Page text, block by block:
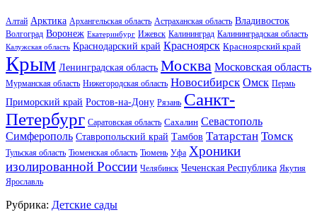
Алтай Арктика Архангельская область Астраханская область Владивосток
Волгоград Воронеж Екатеринбург Ижевск Калининград Калининградская область
Калужская область Краснодарский край Красноярск Красноярский край
Крым Ленинградская область Москва Московская область
Мурманская область Нижегородская область Новосибирск Омск Пермь
Приморский край Ростов-на-Дону Рязань Санкт-
Петербург Саратовская область Сахалин Севастополь
Симферополь Ставропольский край Тамбов Татарстан Томск
Тульская область Тюменская область Тюмень Уфа Хроники
изолированной России Челябинск Чеченская Республика Якутия
Ярославль
Рубрика: Детские сады